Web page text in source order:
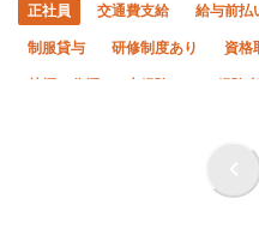
正社員 交通費支給 給与前払
制服貸与 研修制度あり 資格
禁煙・分煙 未経験OK 経験